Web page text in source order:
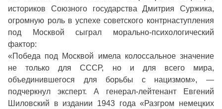
историков Союзного государства Дмитрия Суржика,
огромную роль в успехе советского контрнаступления
под Москвой сыграл морально-психологический
фактор:
«Победа под Москвой имела колоссальное значение
не только для СССР, но и для всего мира,
объединившегося для борьбы с нацизмом», —
подчеркнул эксперт. А генерал-лейтенант Евгений
Шиловский в издании 1943 года «Разгром немецких